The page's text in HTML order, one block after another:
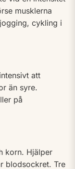
musklerna
cykling i
att
än syre.
på
korn. Hjälper
blodsockret. Tre